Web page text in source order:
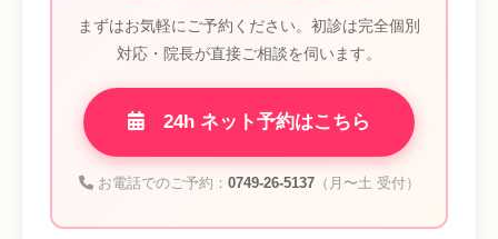
まずはお気軽にご予約ください。初診は完全個別
対応・院長が直接ご相談を伺います。
24h ネット予約はこちら
お電話でのご予約： 0749-26-5137（月〜土 受付）